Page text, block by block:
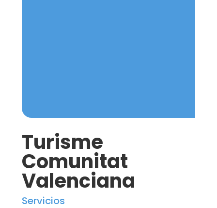
Turisme
Comunitat
Valenciana
Servicios